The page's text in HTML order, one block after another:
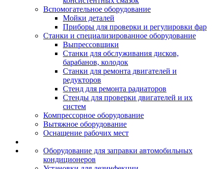
Вспомогательное оборудование
Мойки деталей
Приборы для проверки и регулировки фар
Станки и специализированное оборудование
Выпрессовщики
Станки для обслуживания дисков,
барабанов, колодок
Станки для ремонта двигателей и
редукторов
Стенд для ремонта радиаторов
Стенды для проверки двигателей и их
систем
Компрессорное оборудование
Вытяжное оборудование
Оснащение рабочих мест
Оборудование для заправки автомобильных
кондиционеров